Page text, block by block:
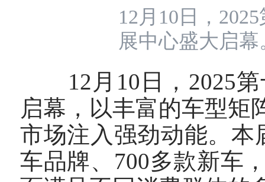
12月10日，
展中心盛大启
12月10日，2025第
启幕，以丰富的车型矩
市场注入强劲动能。本
车品牌、700多款新车